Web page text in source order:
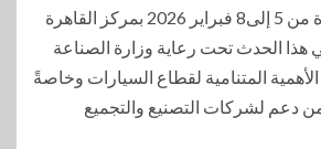
خلال الفترة من 5 إلى8 فبراير 2026 بمركز القاهرة
هذا الحدث تحت رعاية وزارة الصناعة
المتنامية لقطاع السيارات وخاصةً
دعم لشركات التصنيع والتجميع